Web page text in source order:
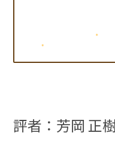
評者：芳岡 正